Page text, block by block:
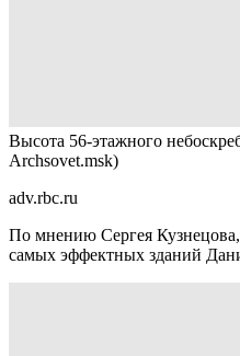
Высота 56-этажного
Archsovet.msk)
adv.rbc.ru
По мнению Сергея
самых эффектных зданий